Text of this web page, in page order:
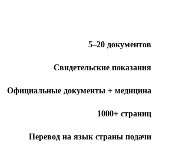
5–20 документов
Свидетельские показания
Официальные документы + медицина
1000+ страниц
Перевод на язык страны подачи